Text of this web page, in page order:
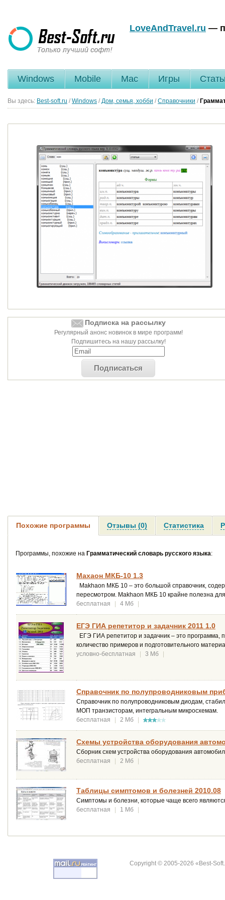
LoveAndTravel.ru —
Windows Mobile Mac Игры
Вы здесь: Best-soft.ru / Windows / Дом, семья, хобби / Справочники /
Подписка на рассылку
Регулярный анонс новинок в мире программ!
Подпишитесь на нашу рассылку!
Подписаться
Похожие программы Отзывы (0) Статистика
Программы, похожие на Грамматический словарь русского языка:
Махаон МКБ-10 1.3
Makhaon МКБ 10 – это большой справочник,
пересмотром. Makhaon МКБ 10 крайне полезна
бесплатная
| 4 Мб |
ЕГЭ ГИА репетитор и задачник 2011 1.0
ЕГЭ ГИА репетитор и задачник – это
количество примеров и подготовительного
условно-бесплатная
| 3 Мб |
Справочник по полупроводниковым
Справочник по полупроводниковым диодам,
МОП транзисторам, интегральным микросхемам.
бесплатная
| 2 Мб |
Схемы устройства оборудования
Сборник схем устройства оборудования
бесплатная
| 2 Мб |
Таблицы симптомов и болезней 2010.08
Симптомы и болезни, которые чаще всего
бесплатная
| 1 Мб |
Copyright © 2005-2026 «Best-